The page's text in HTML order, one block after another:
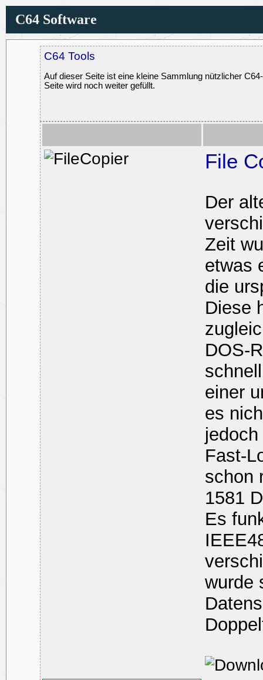
C64 Software
C64 Tools
Auf dieser Seite ist eine kleine Sammlung nützlicher
Seite wird noch weiter gefüllt.
File
Der
Zeit
etwas
die
Diese
DOS-
einer
es
Fast-
schon
1581
Es
wurde